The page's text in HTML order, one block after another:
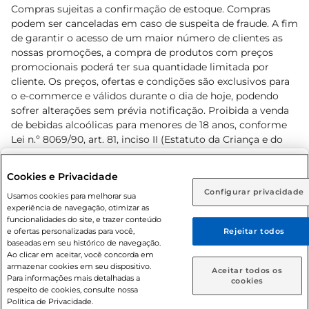
Rio de Janeiro (RJ) Goiás (GO)
Ou
Caso queira comprar online, informe como deseja receber
suas compras:
Entrega em casa Retire em Loja
Compras sujeitas a confirmação de estoque. Compras
podem ser canceladas em caso de suspeita de fraude. A fim
de garantir o acesso de um maior número de clientes as
nossas promoções, a compra de produtos com preços
promocionais poderá ter sua quantidade limitada por
cliente. Os preços, ofertas e condições são exclusivos para
o e-commerce e válidos durante o dia de hoje, podendo
sofrer alterações sem prévia notificação. Proibida a venda
de bebidas alcoólicas para menores de 18 anos, conforme
Lei n.º 8069/90, art. 81, inciso II (Estatuto da Criança e do
Adolescente). Preços e condições exclusivos para o
prévio. O valor mínimo para as compras on-line é de R$
80,00.
© 2026 Copyright. Todos os direitos
reservados Prezunic.
Cookies e Privacidade
Usamos cookies para melhorar sua
experiência de navegação, otimizar as
funcionalidades do site, e trazer conteúdo
e ofertas personalizadas para você,
baseadas em seu histórico de navegação.
Ao clicar em aceitar, você concorda em
armazenar cookies em seu dispositivo.
Para informações mais detalhadas a
respeito de cookies, consulte nossa
Política de Privacidade.
Configurar privacidade
Rejeitar todos
Aceitar todos os
cookies